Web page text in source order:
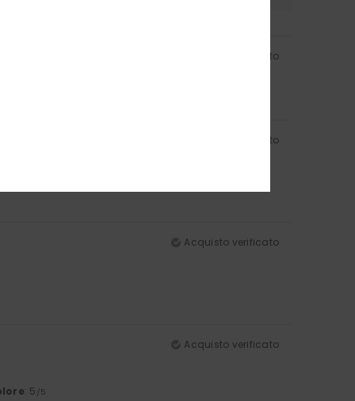
Acquisto verificato
Acquisto verificato
Acquisto verificato
Acquisto verificato
: 5 /5